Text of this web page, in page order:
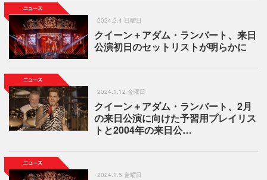
2024.2.4 日曜日
クイーン＋アダム・ランバート、来日
公演初日のセットリストが明らかに
2024.1.12 金曜日
クイーン＋アダム・ランバート、2月
の来日公演に向けた予習用プレイリス
トと2004年の来日公…
2024.1.5 金曜日